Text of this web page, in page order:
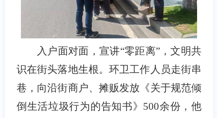
入户面对面，宣讲“零距离”，文明共
识在街头落地生根。环卫工作人员走街串
巷，向沿街商户、摊贩发放《关于规范倾
倒生活垃圾行为的告知书》 500余份，他